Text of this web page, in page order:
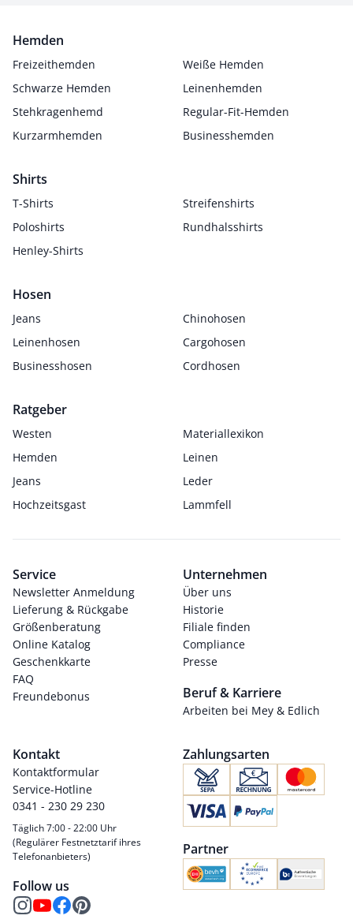
Hemden
Freizeithemden
Weiße Hemden
Schwarze Hemden
Leinenhemden
Stehkragenhemd
Regular-Fit-Hemden
Kurzarmhemden
Businesshemden
Shirts
T-Shirts
Streifenshirts
Poloshirts
Rundhalsshirts
Henley-Shirts
Hosen
Jeans
Chinohosen
Leinenhosen
Cargohosen
Businesshosen
Cordhosen
Ratgeber
Westen
Materiallexikon
Hemden
Leinen
Jeans
Leder
Hochzeitsgast
Lammfell
Service
Newsletter Anmeldung
Lieferung & Rückgabe
Größenberatung
Online Katalog
Geschenkkarte
FAQ
Freundebonus
Unternehmen
Über uns
Historie
Filiale finden
Compliance
Presse
Beruf & Karriere
Arbeiten bei Mey & Edlich
Kontakt
Kontaktformular
Service-Hotline
0341 - 230 29 230
Täglich 7:00 - 22:00 Uhr
(Regulärer Festnetztarif ihres
Telefonanbieters)
Follow us
Zahlungsarten
Partner